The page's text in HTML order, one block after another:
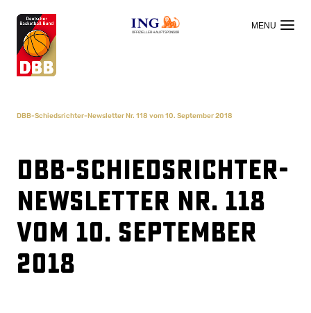
OFFIZIELLER HAUPTSPONSOR
DBB-Schiedsrichter-Newsletter Nr. 118 vom 10. September 2018
DBB-Schiedsrichter-
Newsletter Nr. 118
vom 10. September
2018